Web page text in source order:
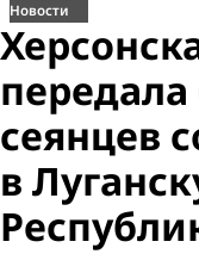
Новости
передала
сеянцев
в